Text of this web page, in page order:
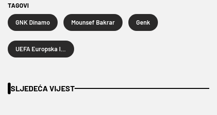
TAGOVI
GNK Dinamo Mounsef Bakrar Genk
SLJEDEĆA VIJEST